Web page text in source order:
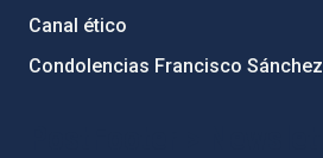
Canal ético
Condolencias Francisco Sánchez